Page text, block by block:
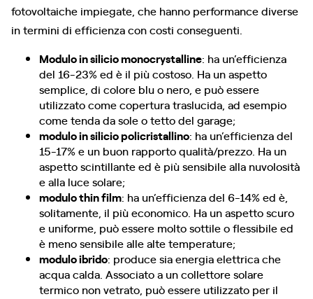
fotovoltaiche impiegate, che hanno performance diverse
in termini di efficienza con costi conseguenti.
Modulo in silicio monocrystalline: ha un’efficienza
del 16-23% ed è il più costoso. Ha un aspetto
semplice, di colore blu o nero, e può essere
utilizzato come copertura traslucida, ad esempio
come tenda da sole o tetto del garage;
modulo in silicio policristallino: ha un’efficienza del
15-17% e un buon rapporto qualità/prezzo. Ha un
aspetto scintillante ed è più sensibile alla nuvolosità
e alla luce solare;
modulo thin film: ha un’efficienza del 6-14% ed è,
solitamente, il più economico. Ha un aspetto scuro
e uniforme, può essere molto sottile o flessibile ed
è meno sensibile alle alte temperature;
modulo ibrido: produce sia energia elettrica che
acqua calda. Associato a un collettore solare
termico non vetrato, può essere utilizzato per il